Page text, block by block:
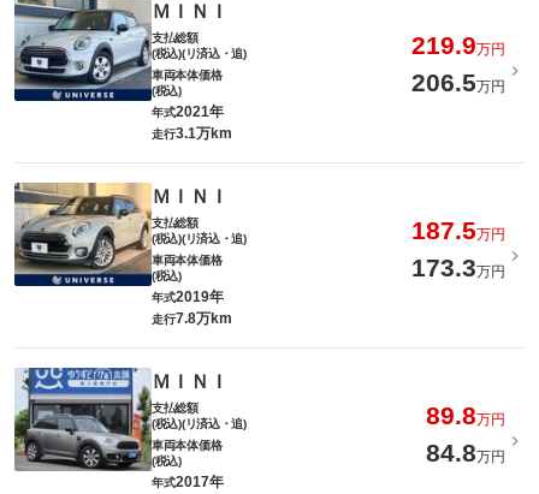
ＭＩＮＩ
支払総額
(税込)(リ済込・追)
219.9万円
車両本体価格
(税込)
206.5万円
年式2021年
走行3.1万km
ＭＩＮＩ
支払総額
(税込)(リ済込・追)
187.5万円
車両本体価格
(税込)
173.3万円
年式2019年
走行7.8万km
ＭＩＮＩ
支払総額
(税込)(リ済込・追)
89.8万円
車両本体価格
(税込)
84.8万円
年式2017年